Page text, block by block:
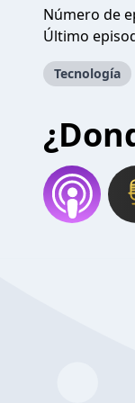
Número de
Último
Tecnología